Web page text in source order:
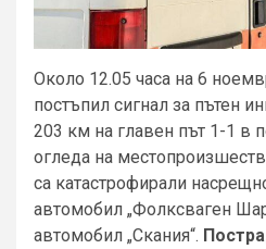
Около 12.05 часа на 6
постъпил сигнал за пътен
203 км на главен път 1-1 в
огледа на
са катастрофирали
автомобил „Фолксваген
автомобил „Скания“.